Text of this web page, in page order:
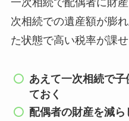
次相続での遺産額が膨
た状態で高い税率が課
あえて一次相続で
ておく
配偶者の財産を減ら